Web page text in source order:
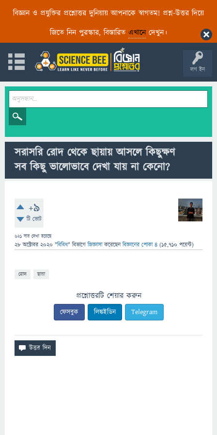
বিজ্ঞান ও প্রযুক্তির প্রশ্নোত্তর দুনিয়ায় আপনাকে স্বাগতম! প্রশ্ন-উত্তর দিয়ে
জিতে নিন পুরস্কার, বিস্তারিত এখানেদেখুন।
লগ ইন
সরাসরি রোদ থেকে ছায়ায় আসলে কিছুক্ষণ
সব কিছু ভালোভাবে দেখা যায় না কেনো?
+9
টি ভোট
621 বার দেখা হয়েছে
28 অক্টোবর 2020 "বিবিধ" বিভাগে জিজ্ঞাসাকরেছেনবিজ্ঞানের পোকা ৪ (15,710 পয়েন্ট)
রোদ ছায়া
প্রশ্নোত্তরটি শেয়ার করুন
ফেসবুক লিঙ্কইডিন Telegram